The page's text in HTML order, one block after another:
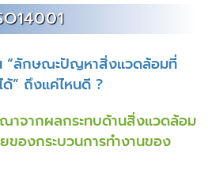
“ลักษณะปัญหาสิ่งแวดล้อมที่
” ถึงแค่ไหนดี ?
าจากผลกระทบด้านสิ่งแวดล้อม
องกระบวนการทำงานของ